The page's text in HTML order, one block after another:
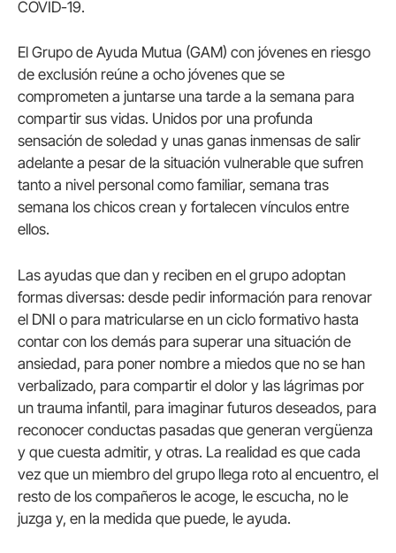
COVID-19.
El Grupo de Ayuda Mutua (GAM) con jóvenes en riesgo
de exclusión reúne a ocho jóvenes que se
comprometen a juntarse una tarde a la semana para
compartir sus vidas. Unidos por una profunda
sensación de soledad y unas ganas inmensas de salir
adelante a pesar de la situación vulnerable que sufren
tanto a nivel personal como familiar, semana tras
semana los chicos crean y fortalecen vínculos entre
ellos.
Las ayudas que dan y reciben en el grupo adoptan
formas diversas: desde pedir información para renovar
el DNI o para matricularse en un ciclo formativo hasta
contar con los demás para superar una situación de
ansiedad, para poner nombre a miedos que no se han
verbalizado, para compartir el dolor y las lágrimas por
un trauma infantil, para imaginar futuros deseados, para
reconocer conductas pasadas que generan vergüenza
y que cuesta admitir, y otras. La realidad es que cada
vez que un miembro del grupo llega roto al encuentro, el
resto de los compañeros le acoge, le escucha, no le
juzga y, en la medida que puede, le ayuda.